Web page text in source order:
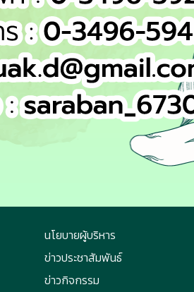
นโยบายผู้บริหาร
ข่าวประชาสัมพันธ์
ข่าวกิจกรรม